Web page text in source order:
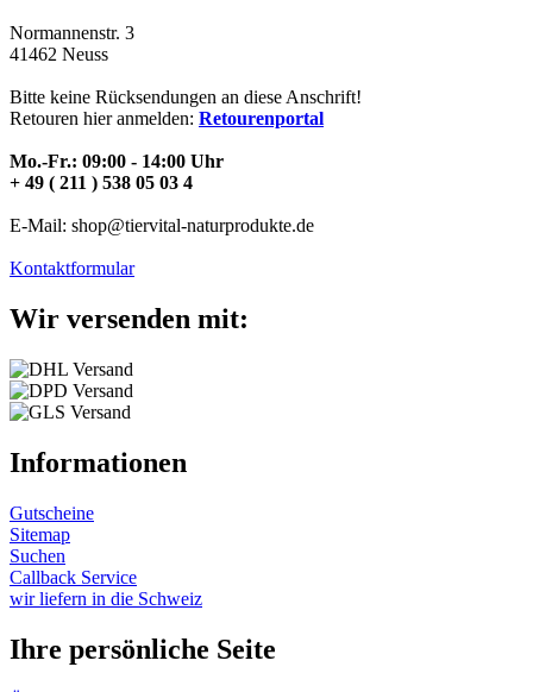
Normannenstr. 3
41462 Neuss
Bitte keine Rücksendungen an diese Anschrift!
Retouren hier anmelden: Retourenportal
Mo.-Fr.: 09:00 - 14:00 Uhr
+ 49 ( 211 ) 538 05 03 4
E-Mail: shop@tiervital-naturprodukte.de
Kontaktformular
Wir versenden mit:
Informationen
Gutscheine
Sitemap
Suchen
Callback Service
wir liefern in die Schweiz
Ihre persönliche Seite